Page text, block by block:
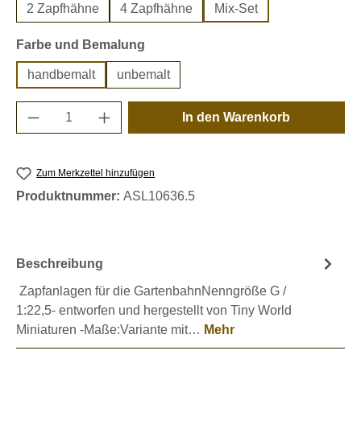
2 Zapfhähne 4 Zapfhähne Mix-Set
Farbe und Bemalung
handbemalt unbemalt
Produkt Anzahl: Gib den gewünschten
In den Warenkorb
Zum Merkzettel hinzufügen
Produktnummer: ASL10636.5
Beschreibung
Zapfanlagen für die GartenbahnNenngröße G /
1:22,5- entworfen und hergestellt von Tiny World
Miniaturen -Maße:Variante mit… Mehr